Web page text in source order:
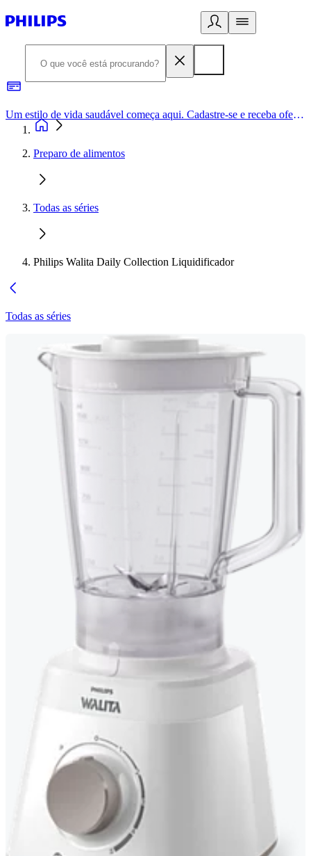
Um estilo de vida saudável começa aqui. Cadastre-se e receba ofertas exclusivas.
Preparo de alimentos
Todas as séries
Philips Walita Daily Collection Liquidificador
Todas as séries